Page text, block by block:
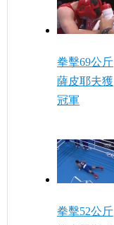
拳擊69公斤
薩皮耶夫獲
冠軍
拳擊52公斤